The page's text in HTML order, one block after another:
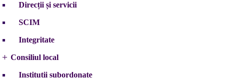
Direcții și servicii
SCIM
Integritate
Consiliul local
Institutii subordonate